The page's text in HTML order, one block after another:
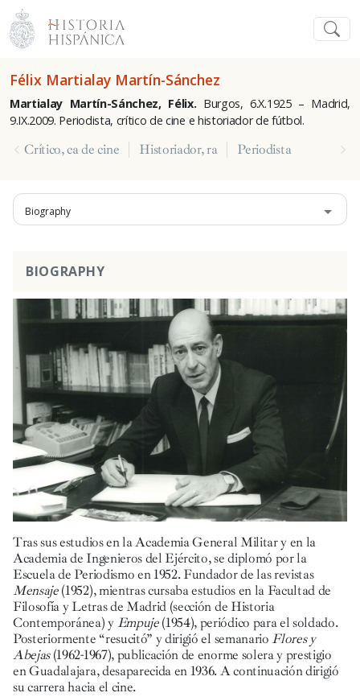
Félix Martialay Martín-Sánchez
Martialay Martín-Sánchez, Félix. Burgos, 6.X.1925 – Madrid,
9.IX.2009. Periodista, crítico de cine e historiador de fútbol.
Crítico, ca de cine Historiador, ra Periodista
Biography
BIOGRAPHY
Tras sus estudios en la Academia General Militar y en la
Academia de Ingenieros del Ejército, se diplomó por la
Escuela de Periodismo en 1952. Fundador de las revistas
Mensaje(1952), mientras cursaba estudios en la Facultad de
Filosofía y Letras de Madrid (sección de Historia
Contemporánea) y Empuje(1954), periódico para el soldado.
Posteriormente “resucitó” y dirigió el semanario Flores y
Abejas(1962-1967), publicación de enorme solera y prestigio
en Guadalajara, desaparecida en 1936. A continuación dirigió
su carrera hacia el cine.